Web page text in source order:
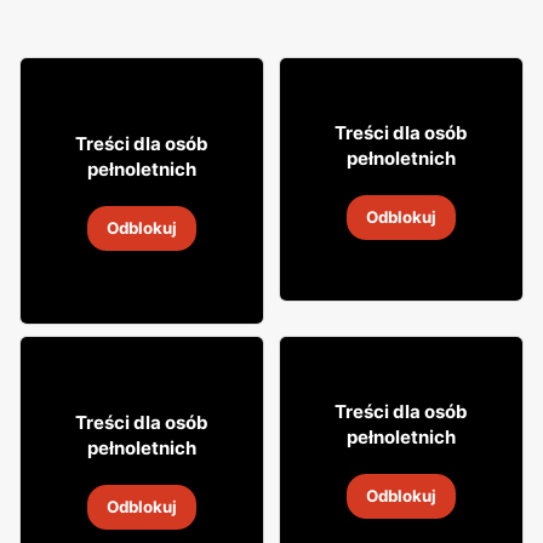
3199
18 sie 2026
Treści dla osób
pełnoletnich
Odblokuj
4875
6 sie 2026
Treści dla osób
pełnoletnich
Odblokuj
2999
18 sie 2026
Treści dla osób
pełnoletnich
Odblokuj
4999
18 sie 2026
Treści dla osób
pełnoletnich
Odblokuj